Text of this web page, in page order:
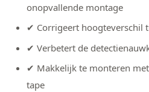
onopvallende montage
✔ Corrigeert hoogteverschil
✔ Verbetert de
✔ Makkelijk te monteren
tape